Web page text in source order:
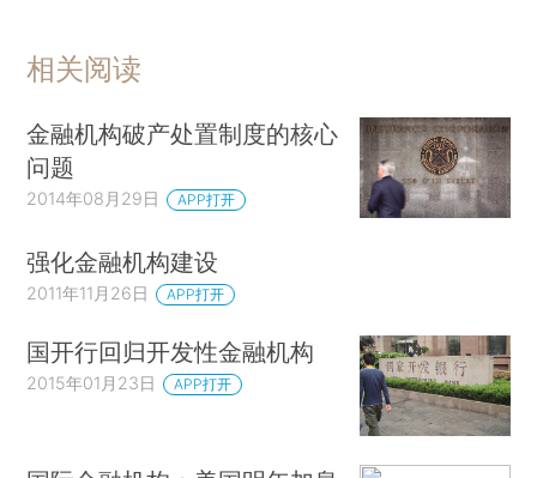
相关阅读
金融机构破产处置制度的核心
问题
2014年08月29日 APP打开
强化金融机构建设
2011年11月26日 APP打开
国开行回归开发性金融机构
2015年01月23日 APP打开